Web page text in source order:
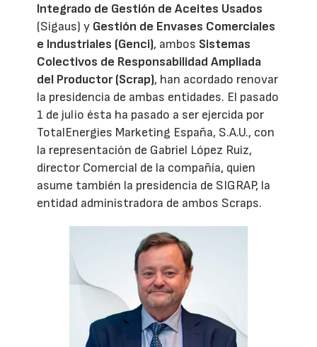
Integrado de Gestión de Aceites Usados
(Sigaus) y Gestión de Envases Comerciales
e Industriales (Genci), ambos Sistemas
Colectivos de Responsabilidad Ampliada
del Productor (Scrap), han acordado renovar
la presidencia de ambas entidades. El pasado
1 de julio ésta ha pasado a ser ejercida por
TotalEnergies Marketing España, S.A.U., con
la representación de Gabriel López Ruiz,
director Comercial de la compañía, quien
asume también la presidencia de SIGRAP, la
entidad administradora de ambos Scraps.